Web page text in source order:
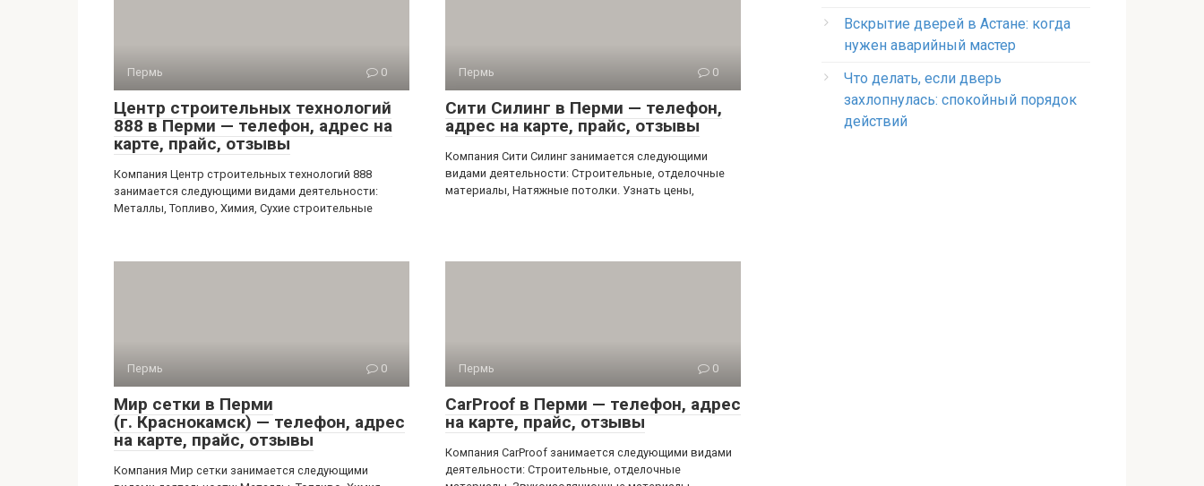
Пермь 0
Центр строительных технологий
888 в Перми — телефон, адрес на
карте, прайс, отзывы
Компания Центр строительных технологий 888
занимается следующими видами деятельности:
Металлы, Топливо, Химия, Сухие строительные
Пермь 0
Сити Силинг в Перми — телефон,
адрес на карте, прайс, отзывы
Компания Сити Силинг занимается следующими
видами деятельности: Строительные, отделочные
материалы, Натяжные потолки. Узнать цены,
Пермь 0
Мир сетки в Перми
(г. Краснокамск) — телефон, адрес
на карте, прайс, отзывы
Компания Мир сетки занимается следующими
Пермь 0
CarProof в Перми — телефон, адрес
на карте, прайс, отзывы
Компания CarProof занимается следующими видами
деятельности: Строительные, отделочные
Вскрытие дверей в Астане: когда
нужен аварийный мастер
Что делать, если дверь
захлопнулась: спокойный порядок
действий